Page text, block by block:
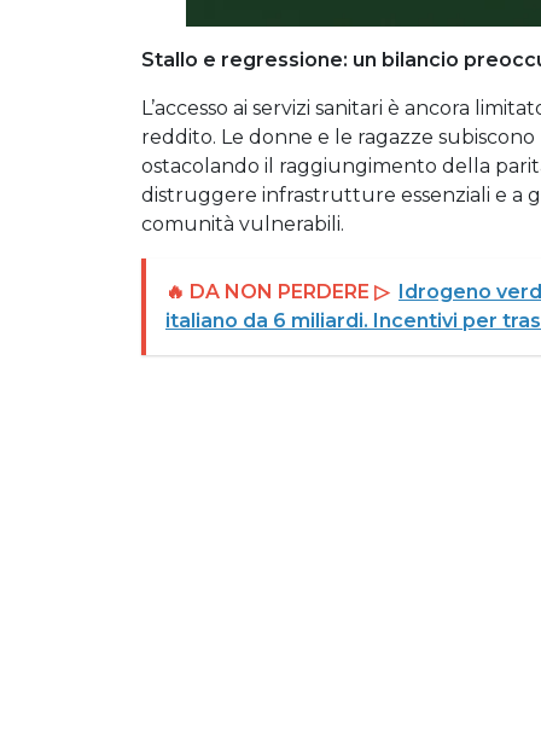
Stallo e regressione: un bilancio
L’accesso ai servizi sanitari è ancora
reddito. Le donne e le ragazze
ostacolando il raggiungimento della
distruggere infrastrutture essenziali e a
comunità vulnerabili.
🔥 DA NON PERDERE ▷ Idrogeno
italiano da 6 miliardi. Incentivi per